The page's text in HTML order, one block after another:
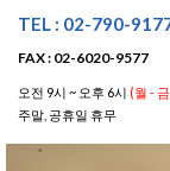
TEL : 02-790-
FAX : 02-6020-9577
오전 9시 ~ 오후 6시 (월 -
주말, 공휴일 휴무